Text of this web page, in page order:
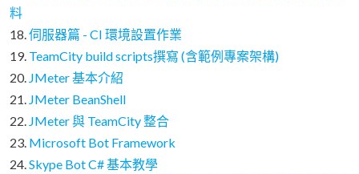
料
18.伺服器篇 - CI 環境設置作業
19. TeamCity build scripts撰寫 (含範例專案架構)
20. JMeter 基本介紹
21. JMeter BeanShell
22. JMeter 與 TeamCity 整合
23. Microsoft Bot Framework
24.Skype Bot C# 基本教學